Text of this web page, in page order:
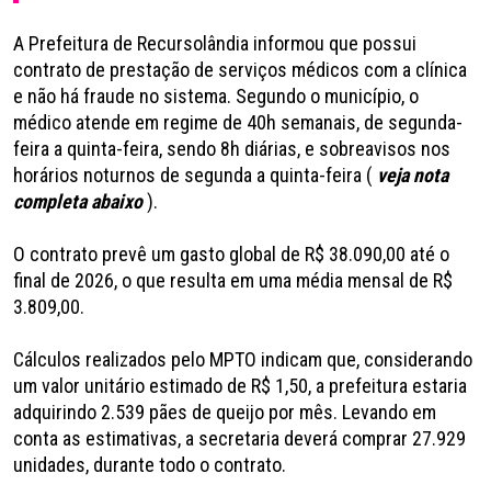
A Prefeitura de Recursolândia informou que possui
contrato de prestação de serviços médicos com a clínica
e não há fraude no sistema. Segundo o município, o
médico atende em regime de 40h semanais, de segunda-
feira a quinta-feira, sendo 8h diárias, e sobreavisos nos
horários noturnos de segunda a quinta-feira ( veja nota
completa abaixo).
O contrato prevê um gasto global de R$ 38.090,00 até o
final de 2026, o que resulta em uma média mensal de R$
3.809,00.
Cálculos realizados pelo MPTO indicam que, considerando
um valor unitário estimado de R$ 1,50, a prefeitura estaria
adquirindo 2.539 pães de queijo por mês. Levando em
conta as estimativas, a secretaria deverá comprar 27.929
unidades, durante todo o contrato.